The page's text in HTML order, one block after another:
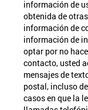
información de
obtenida de
información de
información de
optar por no
contacto, usted
mensajes de
postal, incluso
casos en que la